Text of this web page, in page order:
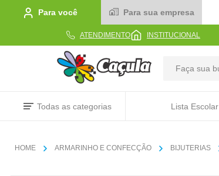
Para você Para sua empresa
ATENDIMENTO INSTITUCIONAL
Todas as categorias Lista Escolar
ARMARINHO E CONFECÇÃO BIJUTERIAS
TERMOS MAIS BUSCADOS
linha